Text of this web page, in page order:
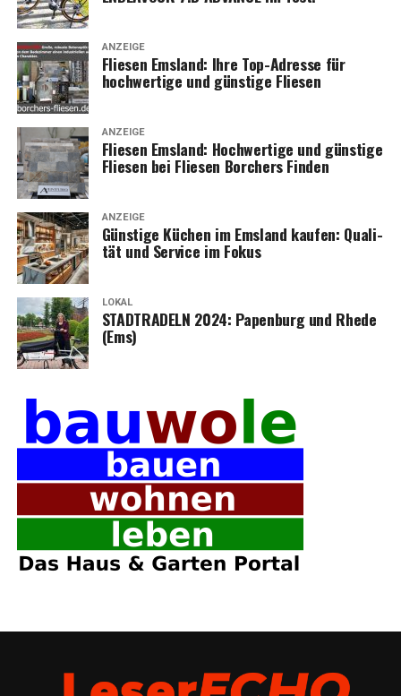
ANZEIGE
Flie­sen Ems­land: Ihre Top-Adres­se für
hoch­wer­ti­ge und güns­ti­ge Fliesen
ANZEIGE
Flie­sen Ems­land: Hoch­wer­ti­ge und güns­ti­ge
Flie­sen bei Flie­sen Bor­chers Finden
ANZEIGE
Güns­ti­ge Küchen im Ems­land kau­fen: Qua­li­
tät und Ser­vice im Fokus
LOKAL
STADTRADELN 2024: Papen­burg und Rhe­de
(Ems)